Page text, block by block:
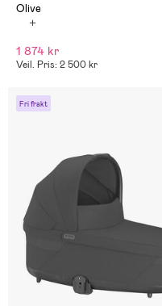
Olive
1 874 kr
Veil. Pris: 2 500 kr
Fri frakt